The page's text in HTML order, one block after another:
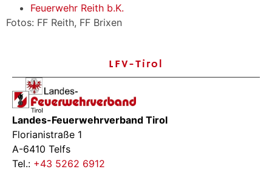
Feuerwehr Reith b.K.
Fotos: FF Reith, FF Brixen
LFV-Tirol
Landes-Feuerwehrverband Tirol
Florianistraße 1
A-6410 Telfs
Tel.: +43 5262 6912